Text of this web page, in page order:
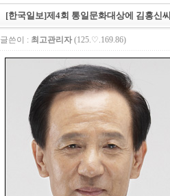
[한국일보]제4회 통일문화대상에 김홍신씨
글쓴이 : 최고관리자(125.♡.169.86)